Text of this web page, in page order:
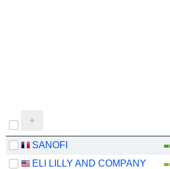
SANOFI
ELI LILLY AND COMPANY